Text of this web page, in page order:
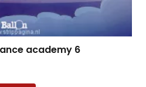
academy 6